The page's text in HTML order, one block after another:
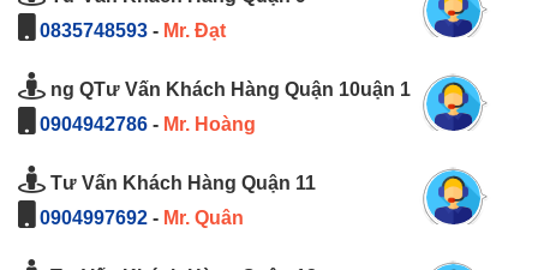
0835748593 - Mr. Đạt
ng QTư Vấn Khách Hàng Quận 10uận 1
0904942786 - Mr. Hoàng
Tư Vấn Khách Hàng Quận 11
0904997692 - Mr. Quân